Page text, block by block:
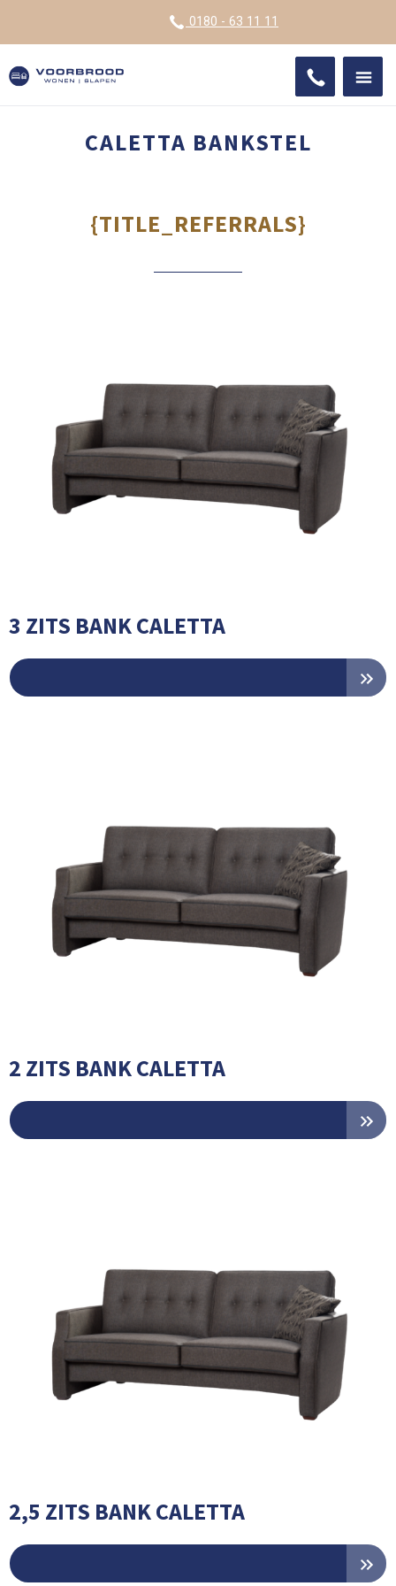
0180 - 63 11 11
CALETTA BANKSTEL
{TITLE_REFERRALS}
3 ZITS BANK CALETTA
2 ZITS BANK CALETTA
2,5 ZITS BANK CALETTA